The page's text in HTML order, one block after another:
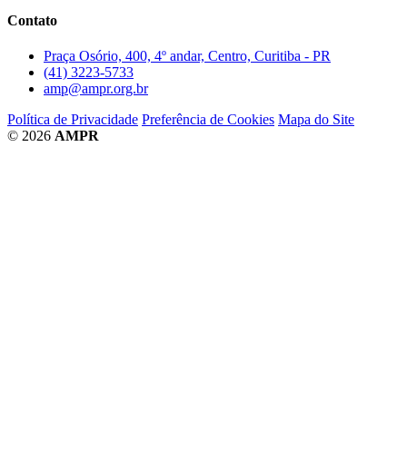
Contato
Praça Osório, 400, 4º andar, Centro, Curitiba - PR
(41) 3223-5733
amp@ampr.org.br
Política de Privacidade Preferência de Cookies Mapa do Site
© 2026 AMPR